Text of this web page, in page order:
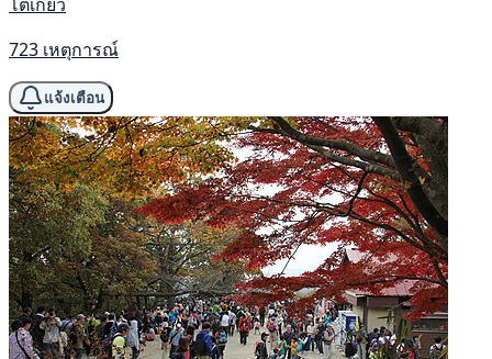
723 เหตุการณ์
แจ้งเตือน